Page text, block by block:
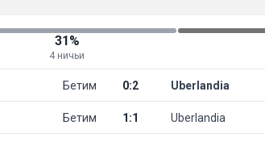
31%
4 ничьи
Бетим 0:2 Uberlandia
Бетим 1:1 Uberlandia